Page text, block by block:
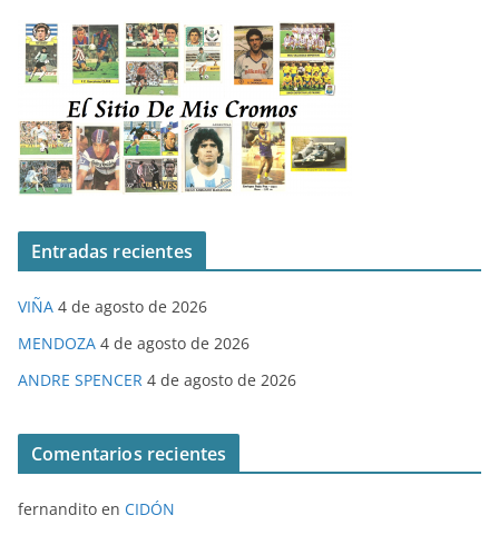
Entradas recientes
VIÑA 4 de agosto de 2026
MENDOZA 4 de agosto de 2026
ANDRE SPENCER 4 de agosto de 2026
Comentarios recientes
fernandito en CIDÓN